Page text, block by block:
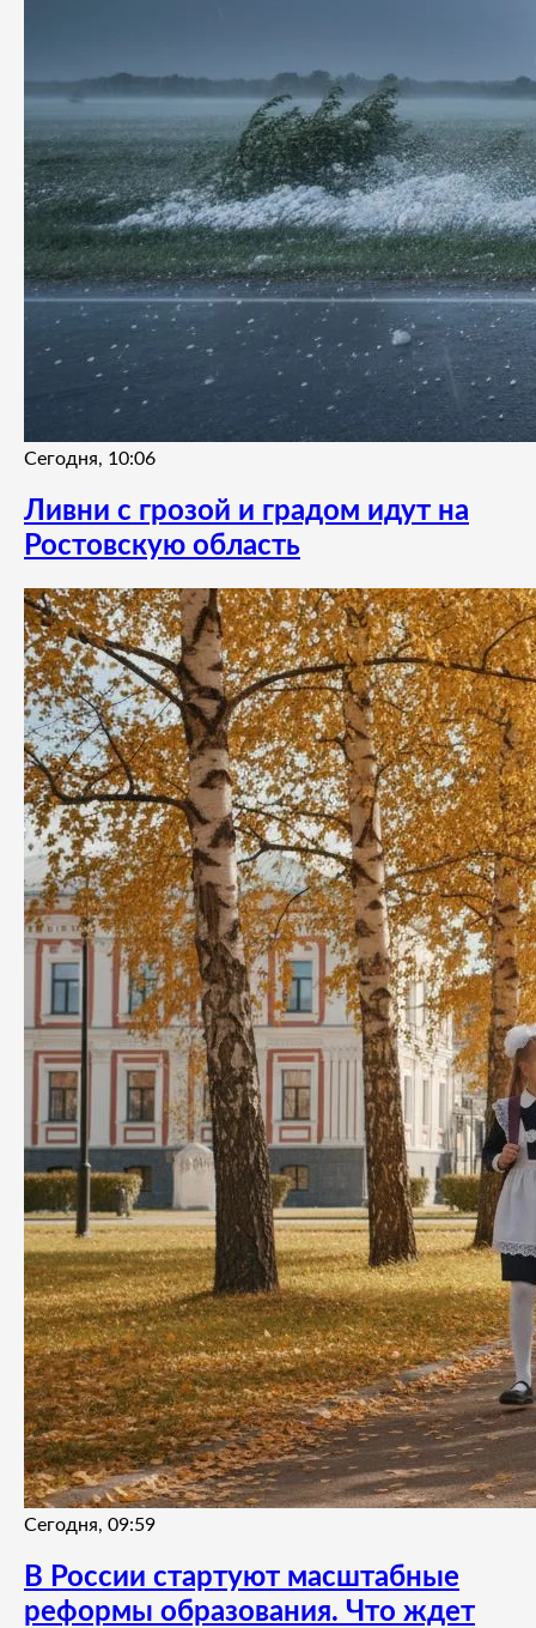
Сегодня, 10:06
Ливни с грозой и градом идут на
Ростовскую область
Сегодня, 09:59
В России стартуют масштабные
реформы образования. Что ждет